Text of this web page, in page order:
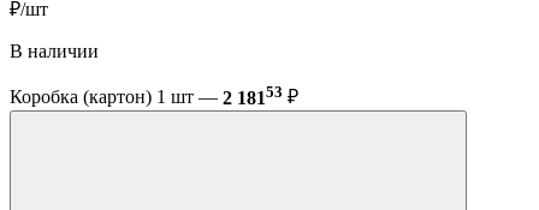
₽/шт
В наличии
Коробка (картон) 1 шт — 2 18153 ₽